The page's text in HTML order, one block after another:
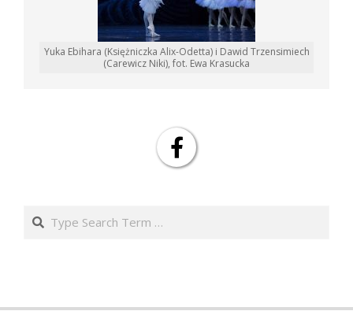
Yuka Ebihara (Księżniczka Alix-Odetta) i Dawid Trzensimiech
(Carewicz Niki), fot. Ewa Krasucka
Search